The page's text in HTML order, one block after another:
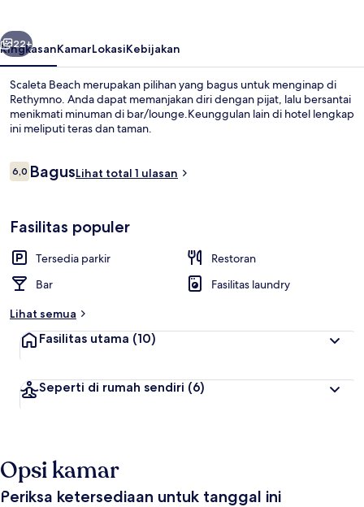
Berikutnya
22+
RingkasanKamarLokasiKebijakan
Scaleta Beach merupakan pilihan yang bagus untuk menginap di
Rethymno. Anda dapat memanjakan diri dengan pijat, lalu bersantai
menikmati minuman di bar/lounge.Keunggulan lain di hotel lengkap
ini meliputi teras dan taman.
Ulasan
6,06,0 dari 10
BagusLihat total 1 ulasan
Fasilitas populer
Tersedia parkir
Restoran
Bar
Fasilitas laundry
Lihat semua
Fasilitas utama (10)
Seperti di rumah sendiri (6)
Opsi kamar
Periksa ketersediaan untuk tanggal ini